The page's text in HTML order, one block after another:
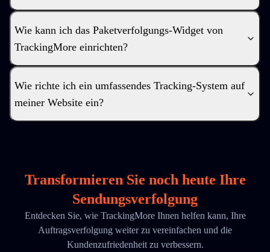
Wie kann ich das Paketverfolgungs-Widget von
TrackingMore einrichten?
Wie richte ich ein umfassendes Tracking-System auf
meiner Website ein?
Transformieren Sie noch heute Ihre
Sendungsverfolgung
Entdecken Sie, wie TrackingMore Ihnen helfen kann, Ihre
Auftragsverfolgung weiter zu vereinfachen und die
Kundenzufriedenheit zu verbessern.